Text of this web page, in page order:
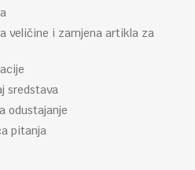
veličine i zamjena artikla za
sredstava
odustajanje
pitanja